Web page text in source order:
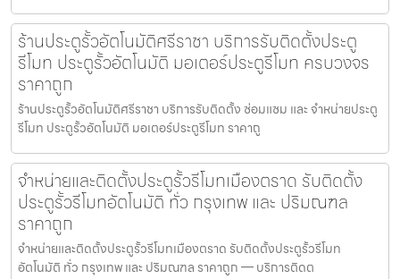
ร้านประตูรั้วอัตโนมัติศรีราชา บริการรับติดตั้งประตู
รีโมท ประตูรั้วอัตโนมัติ มอเตอร์ประตูรีโมท ครบวงจร
ราคาถูก
ร้านประตูรั้วอัตโนมัติศรีราชา บริการรับติดตั้ง ซ่อมแซม และ จำหน่ายประตู
รีโมท ประตูรั้วอัตโนมัติ มอเตอร์ประตูรีโมท ราคาถู
จำหน่ายและติดตั้งประตูรั้วรีโมทเมืองตราด รับติดตั้ง
ประตูรั้วรีโมทอัตโนมัติ ทั่ว กรุงเทพ และ ปริมณฑล
ราคาถูก
จำหน่ายและติดตั้งประตูรั้วรีโมทเมืองตราด รับติดตั้งประตูรั้วรีโมท
อัตโนมัติ ทั่ว กรุงเทพ และ ปริมณฑล ราคาถูก — บริการติดต